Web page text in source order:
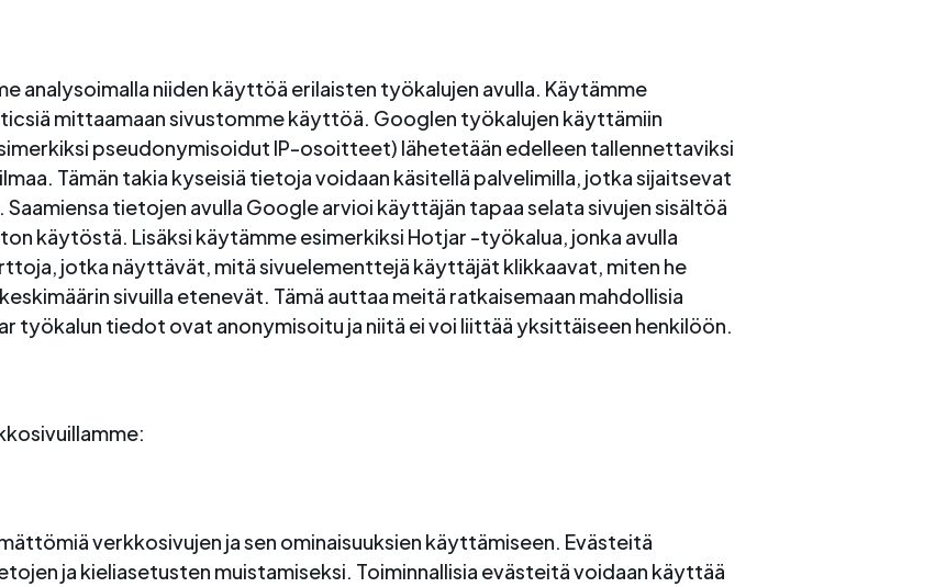
analysoimalla niiden käyttöä erilaisten työkalujen avulla. Käytämme
mittaamaan sivustomme käyttöä. Googlen työkalujen käyttämiin
pseudonymisoidut IP-osoitteet) lähetetään edelleen tallennettaviksi
Tämän takia kyseisiä tietoja voidaan käsitellä palvelimilla, jotka sijaitsevat
Saamiensa tietojen avulla Google arvioi käyttäjän tapaa selata sivujen sisältöä
käytöstä. Lisäksi käytämme esimerkiksi Hotjar -työkalua, jonka avulla
jotka näyttävät, mitä sivuelementtejä käyttäjät klikkaavat, miten he
sivuilla etenevät. Tämä auttaa meitä ratkaisemaan mahdollisia
työkalun tiedot ovat anonymisoitu ja niitä ei voi liittää yksittäiseen henkilöön.
verkkosivujen ja sen ominaisuuksien käyttämiseen. Evästeitä
ja kieliasetusten muistamiseksi. Toiminnallisia evästeitä voidaan käyttää